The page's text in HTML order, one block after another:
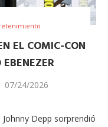
EL COMIC-CON
07/24/2026
Depp sorprendió